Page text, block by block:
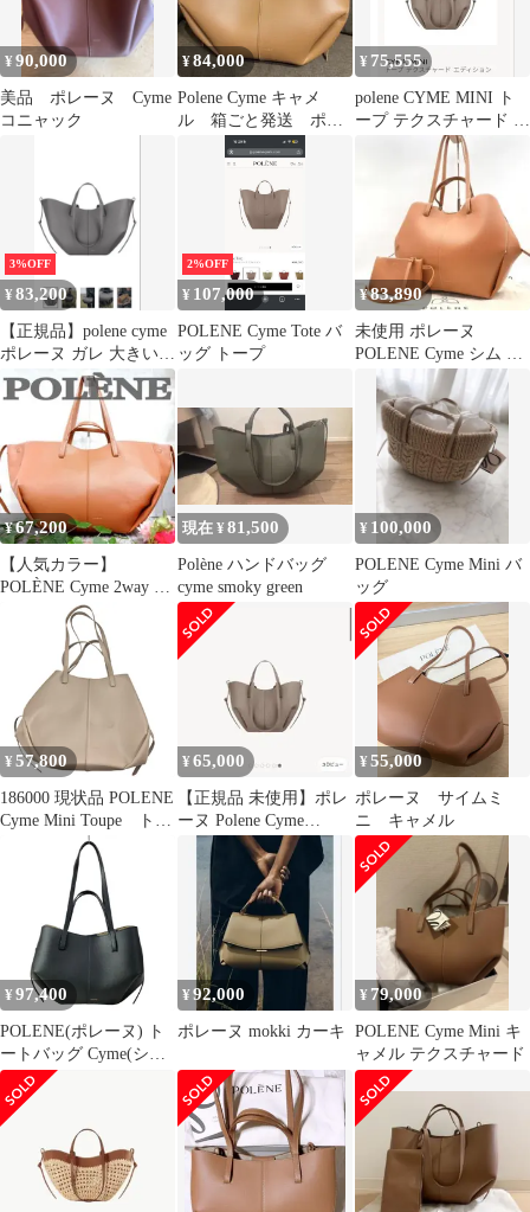
¥90,000
美品 ポレーヌ Cyme
コニャック
¥84,000
Polene Cyme キャメ
ル 箱ごと発送 ポレ
ーヌ サイム
¥ 75,555
polene CYME MINI ト
ープ テクスチャード エ
3%OFF
¥83,200
【正規品】polene cyme
ポレーヌ ガレ 大きいサ
イズ
2%OFF
¥ 107,000
POLENE Cyme Tote バ
ッグ トープ
¥83,890
未使用 ポレーヌ
POLENE Cyme シム ト
ートバッグ キャメル 茶
¥67,200
【人気カラー】
POLÈNE Cyme 2way ト
ートバッグ キャメル ポ
現在 ¥81,500
Polène ハンドバッグ
cyme smoky green
¥ 100,000
POLENE Cyme Mini バ
ッグ
¥ 57,800
186000 現状品 POLENE
Cyme Mini Toupe トー
¥65,000
【正規品 未使用】ポレ
ーヌ Polene Cyme
mini※最終値下げ予定
¥55,000
ポレーヌ サイムミ
ニ キャメル
¥ 97,400
POLENE(ポレーヌ) ト
ートバッグ Cyme(シム)
ミニ 黒 2way レザー
¥92,000
ポレーヌ mokki カーキ
¥ 79,000
POLENE Cyme Mini キ
ャメル テクスチャード